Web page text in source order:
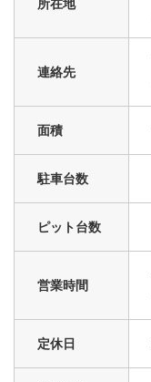
連絡先
面積
駐車台数
ピット台数
営業時間
定休日